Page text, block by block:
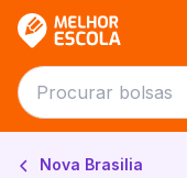
Nova Brasilia